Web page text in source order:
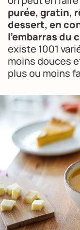
purée, gratin,
dessert, en
l’embarras du
existe 1001
moins douces
plus ou moins